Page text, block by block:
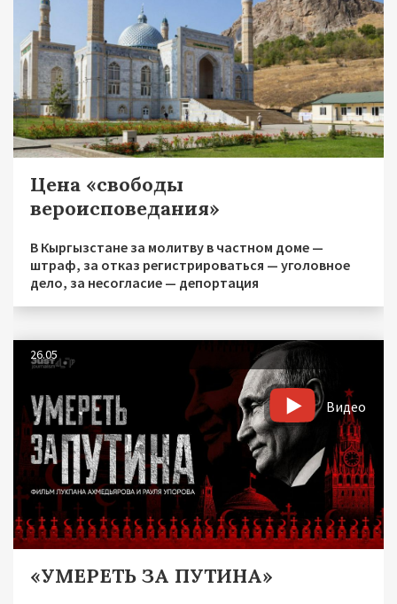
Цена «свободы
вероисповедания»
В Кыргызстане за молитву в частном доме —
штраф, за отказ регистрироваться — уголовное
дело, за несогласие — депортация
26.05
Видео
«УМЕРЕТЬ ЗА ПУТИНА»